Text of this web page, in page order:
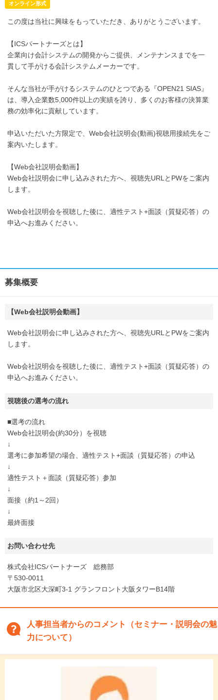
オンライン形式
この度は当社に興味をもっていただき、ありがとうございます。
【ICSパートナーズとは】
企業向け会計システムの開発からご提供、メンテナンスまでを一
貫して手がける会計システムメーカーです。
そんな当社が手がけるシステムのひとつである『OPEN21 SIAS』
は、導入企業数5,000件以上の実績を誇り、多くのお客様の決算業
務の効率化に貢献しています。
申込いただいた方限定で、Web会社説明会(動画)視聴用接続先をご
案内いたします。
【Web会社説明会動画】
Web会社説明会に申し込みされた方へ、視聴先URLとPWをご案内
します。
Web会社説明会を視聴した後に、適性テスト+面談（質疑応答）の
申込へお進みください。
募集概要
【Web会社説明会動画】
Web会社説明会に申し込みされた方へ、視聴先URLとPWをご案内
します。
Web会社説明会を視聴した後に、適性テスト+面談（質疑応答）の
申込へお進みください。
視聴後の選考の流れ
■選考の流れ
Web会社説明会(約30分）を視聴
↓
選考に参加希望の場合、適性テスト+面談（質疑応答）の申込
↓
適性テスト＋面談（質疑応答）参加
↓
面接（約1～2回）
↓
最終面接
お問い合わせ先
株式会社ICSパートナーズ 総務部
〒530-0011
大阪市北区大深町3-1 グランフロント大阪タワーB14階
人事担当者からのコメント（セミナー・説明会の魅
力について）